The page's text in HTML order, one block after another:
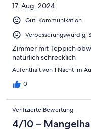
17. Aug. 2024
Gut: Kommunikation
Verbesserungswürdig:
Zimmer mit Teppich
natürlich schrecklich
Aufenthalt von 1 Nacht im
0
Verifizierte Bewertung
4/10 –